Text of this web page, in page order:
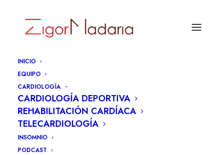
INICIO
EQUIPO
CARDIOLOGÍA
CARDIOLOGÍA DEPORTIVA
REHABILITACIÓN CARDÍACA
TELECARDIOLOGÍA
INSOMNIO
PODCAST